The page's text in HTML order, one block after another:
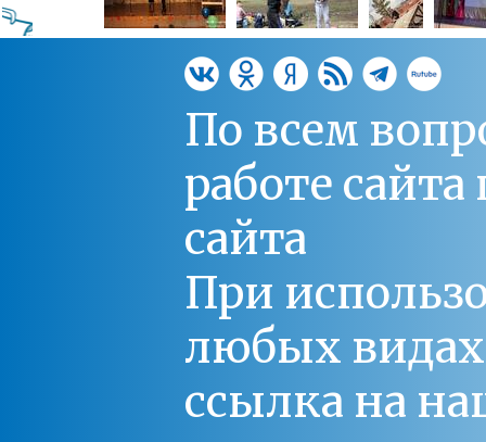
По всем
работе
сайта
При
любых
ссылка на